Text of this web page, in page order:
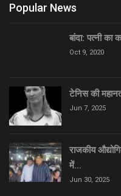
Popular News
बांदा: पत्नी का
Oct 9, 2020
टेनिस की
Jun 7, 2025
राजकीय
में…
Jun 30, 2025